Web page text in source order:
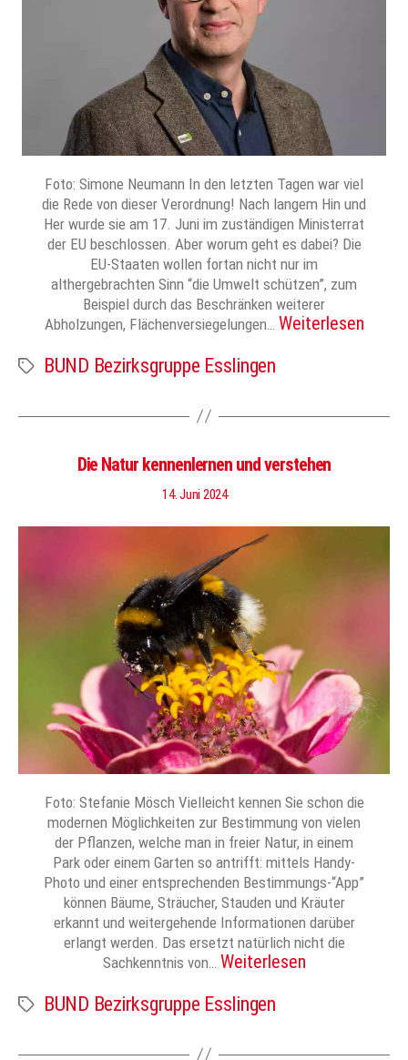
Foto: Simone Neumann In den letzten Tagen war viel
die Rede von dieser Verordnung! Nach langem Hin und
Her wurde sie am 17. Juni im zuständigen Ministerrat
der EU beschlossen. Aber worum geht es dabei? Die
EU-Staaten wollen fortan nicht nur im
althergebrachten Sinn “die Umwelt schützen”, zum
Beispiel durch das Beschränken weiterer
Abholzungen, Flächenversiegelungen… Weiterlesen
Schlagwörter
BUND Bezirksgruppe Esslingen
Die Natur kennenlernen und verstehen
14. Juni 2024
Foto: Stefanie Mösch Vielleicht kennen Sie schon die
modernen Möglichkeiten zur Bestimmung von vielen
der Pflanzen, welche man in freier Natur, in einem
Park oder einem Garten so antrifft: mittels Handy-
Photo und einer entsprechenden Bestimmungs-“App”
können Bäume, Sträucher, Stauden und Kräuter
erkannt und weitergehende Informationen darüber
erlangt werden. Das ersetzt natürlich nicht die
Sachkenntnis von… Weiterlesen
Schlagwörter
BUND Bezirksgruppe Esslingen